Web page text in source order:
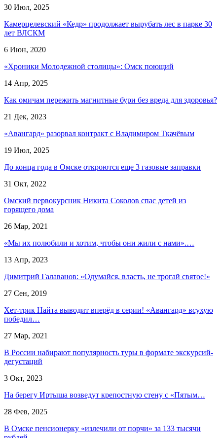
30 Июл, 2025
Камерцелевский «Кедр» продолжает вырубать лес в парке 30
лет ВЛСКМ
6 Июн, 2020
«Хроники Молодежной столицы»: Омск поющий
14 Апр, 2025
Как омичам пережить магнитные бури без вреда для здоровья?
21 Дек, 2023
«Авангард» разорвал контракт с Владимиром Ткачёвым
19 Июл, 2025
До конца года в Омске откроются еще 3 газовые заправки
31 Окт, 2022
Омский первокурсник Никита Соколов спас детей из
горящего дома
26 Мар, 2021
«Мы их полюбили и хотим, чтобы они жили с нами».…
13 Апр, 2023
Димитрий Галаванов: «Одумайся, власть, не трогай святое!»
27 Сен, 2019
Хет-трик Найта выводит вперёд в серии! «Авангард» всухую
победил…
27 Мар, 2021
В России набирают популярность туры в формате экскурсий-
дегустаций
3 Окт, 2023
На берегу Иртыша возведут крепостную стену с «Пятым…
28 Фев, 2025
В Омске пенсионерку «излечили от порчи» за 133 тысячи